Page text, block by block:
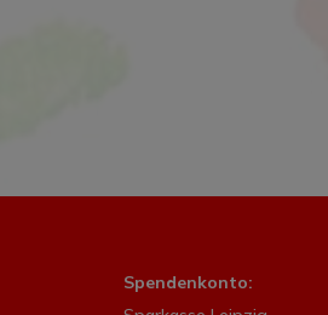
Spendenkonto: